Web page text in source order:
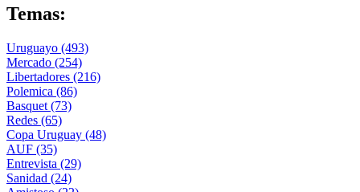
Temas:
Uruguayo (493)
Mercado (254)
Libertadores (216)
Polemica (86)
Basquet (73)
Redes (65)
Copa Uruguay (48)
AUF (35)
Entrevista (29)
Sanidad (24)